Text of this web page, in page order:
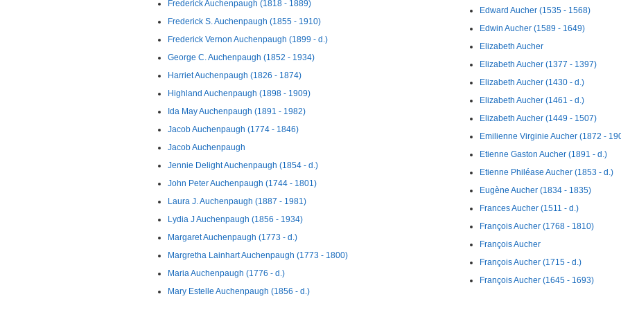
Frederick Auchenpaugh (1818 - 1889)
Frederick S. Auchenpaugh (1855 - 1910)
Frederick Vernon Auchenpaugh (1899 - d.)
George C. Auchenpaugh (1852 - 1934)
Harriet Auchenpaugh (1826 - 1874)
Highland Auchenpaugh (1898 - 1909)
Ida May Auchenpaugh (1891 - 1982)
Jacob Auchenpaugh (1774 - 1846)
Jacob Auchenpaugh
Jennie Delight Auchenpaugh (1854 - d.)
John Peter Auchenpaugh (1744 - 1801)
Laura J. Auchenpaugh (1887 - 1981)
Lydia J Auchenpaugh (1856 - 1934)
Margaret Auchenpaugh (1773 - d.)
Margretha Lainhart Auchenpaugh (1773 - 1800)
Maria Auchenpaugh (1776 - d.)
Mary Estelle Auchenpaugh (1856 - d.)
Edward Aucher (1535 - 1568)
Edwin Aucher (1589 - 1649)
Elizabeth Aucher
Elizabeth Aucher (1377 - 1397)
Elizabeth Aucher (1430 - d.)
Elizabeth Aucher (1461 - d.)
Elizabeth Aucher (1449 - 1507)
Emilienne Virginie Aucher (1872 -
Etienne Gaston Aucher (1891 - d.)
Etienne Philéase Aucher (1853 - d.)
Eugène Aucher (1834 - 1835)
Frances Aucher (1511 - d.)
François Aucher (1768 - 1810)
François Aucher
François Aucher (1715 - d.)
François Aucher (1645 - 1693)